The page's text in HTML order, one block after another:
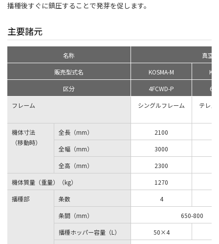
播種後すぐに鎮圧することで発芽を促します。
主要諸元
名称
真空
販売型式名
KOSMA-M
区分
4FCWD-P
フレーム
シングルフレーム テレス
機体寸法
（移動時）
全長（mm） 2100
全幅（mm）
3000
全高（mm）
2300
機体質量（重量）（kg）
1270
播種部
条数
4
条間（mm）
650-800
播種ホッパー容量（L）
50×4